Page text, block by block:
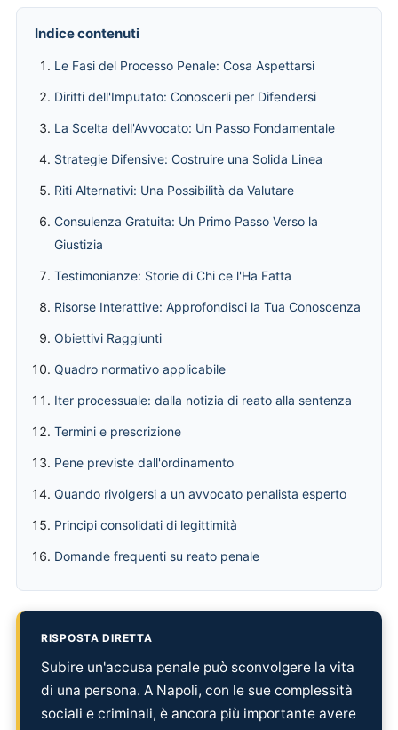
Indice contenuti
Le Fasi del Processo Penale: Cosa Aspettarsi
Diritti dell'Imputato: Conoscerli per Difendersi
La Scelta dell'Avvocato: Un Passo Fondamentale
Strategie Difensive: Costruire una Solida Linea
Riti Alternativi: Una Possibilità da Valutare
Consulenza Gratuita: Un Primo Passo Verso la
Giustizia
Testimonianze: Storie di Chi ce l'Ha Fatta
Risorse Interattive: Approfondisci la Tua Conoscenza
Obiettivi Raggiunti
Quadro normativo applicabile
Iter processuale: dalla notizia di reato alla sentenza
Termini e prescrizione
Pene previste dall'ordinamento
Quando rivolgersi a un avvocato penalista esperto
Principi consolidati di legittimità
Domande frequenti su reato penale
RISPOSTA DIRETTA
Subire un'accusa penale può sconvolgere la vita
di una persona. A Napoli, con le sue complessità
sociali e criminali, è ancora più importante avere